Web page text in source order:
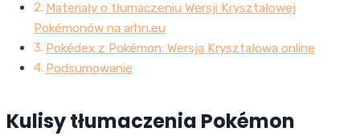
Materiały o tłumaczeniu Wersji Kryształowej
Pokémonów na arhn.eu
Pokédex z Pokémon: Wersja Kryształowa online
Podsumowanie
Kulisy tłumaczenia Pokémon